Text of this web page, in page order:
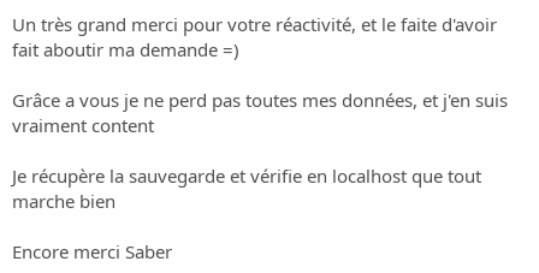
Un très grand merci pour votre réactivité, et le faite d'avoir
fait aboutir ma demande =)
Grâce a vous je ne perd pas toutes mes données, et j'en suis
vraiment content
Je récupère la sauvegarde et vérifie en localhost que tout
marche bien
Encore merci Saber